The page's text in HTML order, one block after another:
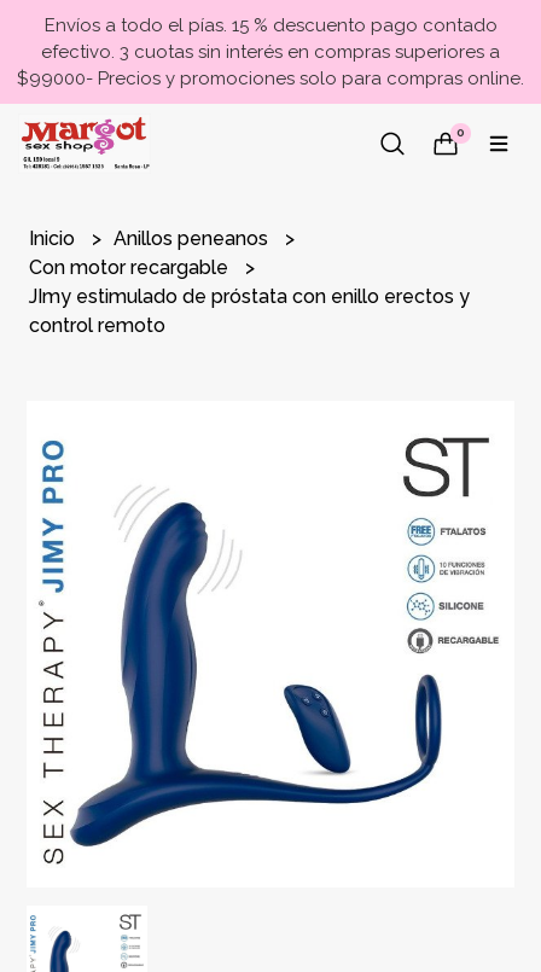
Envíos a todo el pías. 15 % descuento pago contado
efectivo. 3 cuotas sin interés en compras superiores a
$99000- Precios y promociones solo para compras online.
0
Inicio
Anillos peneanos
Con motor recargable
JImy estimulado de próstata con enillo erectos y
control remoto